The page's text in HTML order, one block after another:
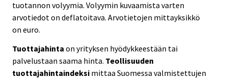
tuotannon volyymia. Volyymin kuvaamista varten
arvotiedot on deflatoitava. Arvotietojen mittayksikkö
on euro.
Tuottajahinta on yrityksen hyödykkeestään tai
palvelustaan saama hinta. Teollisuuden
tuottajahintaindeksi mittaa Suomessa valmistettujen